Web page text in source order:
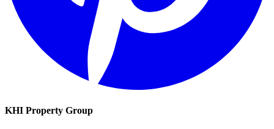
KHI Property Group